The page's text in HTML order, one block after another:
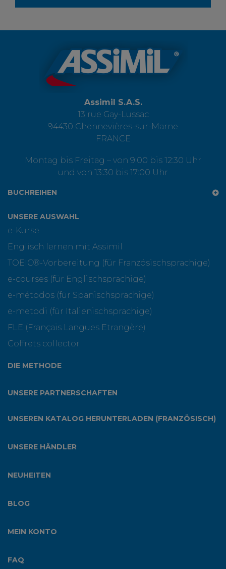
Assimil S.A.S.
13 rue Gay-Lussac
94430 Chennevières-sur-Marne
FRANCE
Montag bis Freitag – von 9:00 bis 12:30 Uhr
und von 13:30 bis 17:00 Uhr
BUCHREIHEN
UNSERE AUSWAHL
e-Kurse
Englisch lernen mit Assimil
TOEIC®-Vorbereitung (für Französischsprachige)
e-courses (für Englischsprachige)
e-métodos (für Spanischsprachige)
e-metodi (für Italienischsprachige)
FLE (Français Langues Etrangère)
Coffrets collector
DIE METHODE
UNSERE PARTNERSCHAFTEN
UNSEREN KATALOG HERUNTERLADEN (FRANZÖSISCH)
UNSERE HÄNDLER
NEUHEITEN
BLOG
MEIN KONTO
FAQ